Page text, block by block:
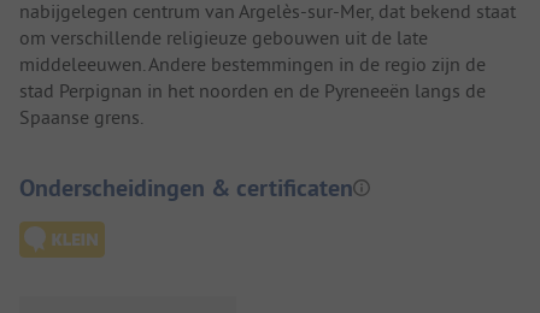
nabijgelegen centrum van Argelès-sur-Mer, dat bekend staat
om verschillende religieuze gebouwen uit de late
middeleeuwen. Andere bestemmingen in de regio zijn de
stad Perpignan in het noorden en de Pyreneeën langs de
Spaanse grens.
Onderscheidingen & certificaten